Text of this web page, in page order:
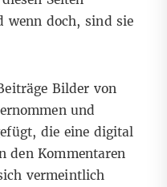
wenn doch, sind sie
Bilder von
und
die eine digital
den Kommentaren
vermeintlich